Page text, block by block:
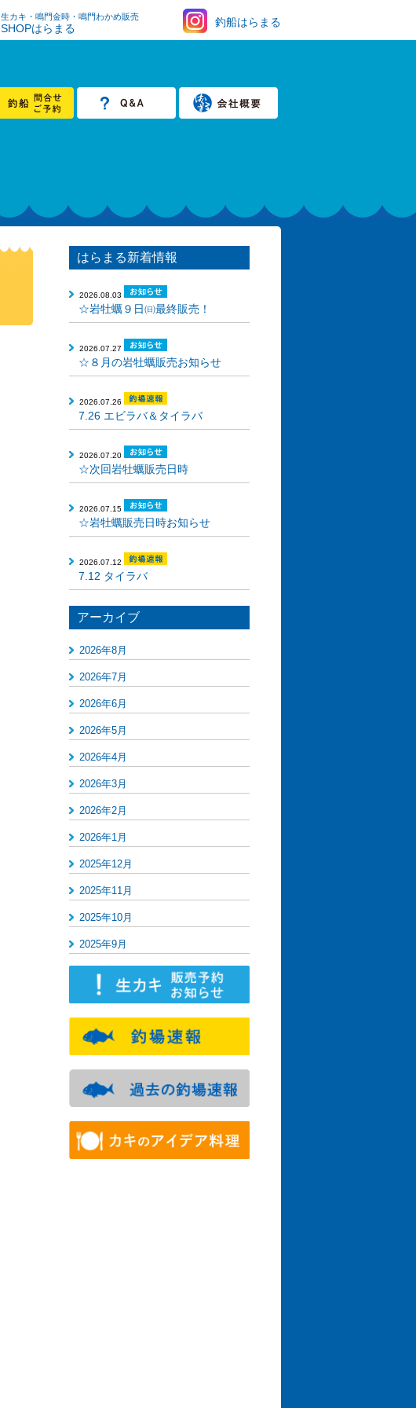
生カキ・鳴門金時・鳴門わかめ販売
SHOPはらまる 釣船はらまる
はらまる新着情報
2026.08.03
☆岩牡蠣９日㈰最終販売！
2026.07.27
☆８月の岩牡蠣販売お知らせ
2026.07.26
7.26 エビラバ＆タイラバ
2026.07.20
☆次回岩牡蠣販売日時
2026.07.15
☆岩牡蠣販売日時お知らせ
2026.07.12
7.12 タイラバ
アーカイブ
2026年8月
2026年7月
2026年6月
2026年5月
2026年4月
2026年3月
2026年2月
2026年1月
2025年12月
2025年11月
2025年10月
2025年9月